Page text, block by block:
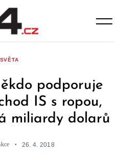
podporuje
IS s ropou,
miliardy dolarů
26. 4. 2018